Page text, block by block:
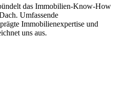
das Immobilien-Know-How
Umfassende
Immobilienexpertise und
uns aus.